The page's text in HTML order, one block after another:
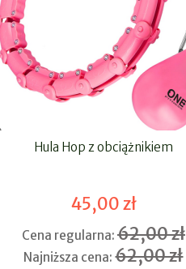
Hula Hop z obciążnikiem
45,00 zł
Cena regularna: 62,00 zł
Najniższa cena:62,00 zł